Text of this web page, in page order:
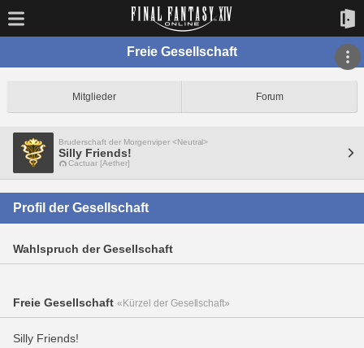
Freie Gesellschaft
Mitglieder Forum
Bruderschaft der Morgenviper <Neutral>
Silly Friends!
Cactuar [Aether]
Profil der Gesellschaft
Wahlspruch der Gesellschaft
Freie Gesellschaft «Kürzel der Gesellschaft»
Silly Friends!